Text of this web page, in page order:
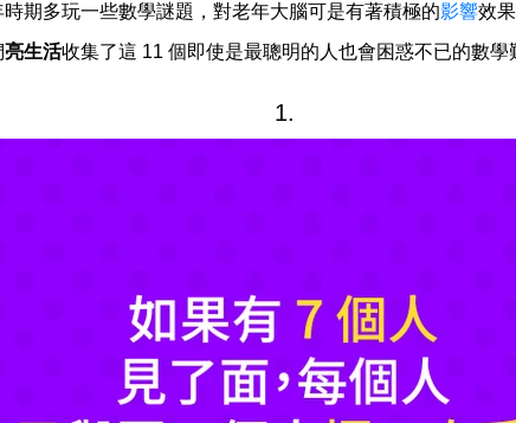
期多玩一些數學謎題，對老年大腦可是有著積極的影響效果
亮生活收集了這 11 個即使是最聰明的人也會困惑不已的數學
1.